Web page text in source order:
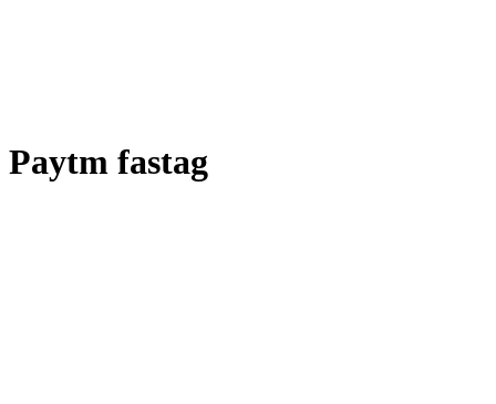
Paytm fastag